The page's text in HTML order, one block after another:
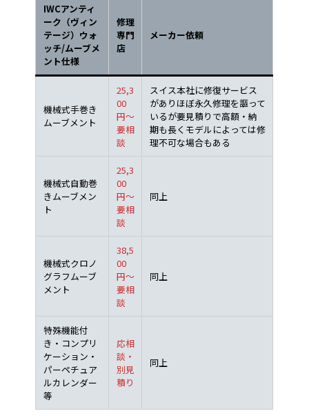
IWCアンティ
ーク（ヴィン
テージ）ウォ
ッチ/ムーブメ
ント仕様
修理
専門
店
メーカー依頼
機械式手巻き
ムーブメント
25,3
00
円～
要相
談
スイス本社に修復サービス
がありほぼ永久修理を謳って
いるが要見積りで高額・納
期も長くモデルによっては修
理不可な場合もある
機械式自動巻
きムーブメン
ト
25,3
00
円～
要相
談
同上
機械式クロノ
グラフムーブ
メント
38,5
00
円～
要相
談
同上
特殊機能付
き・コンプリ
ケーション・
パーペチュア
ルカレンダー
等
応相
談・
別見
積り
同上